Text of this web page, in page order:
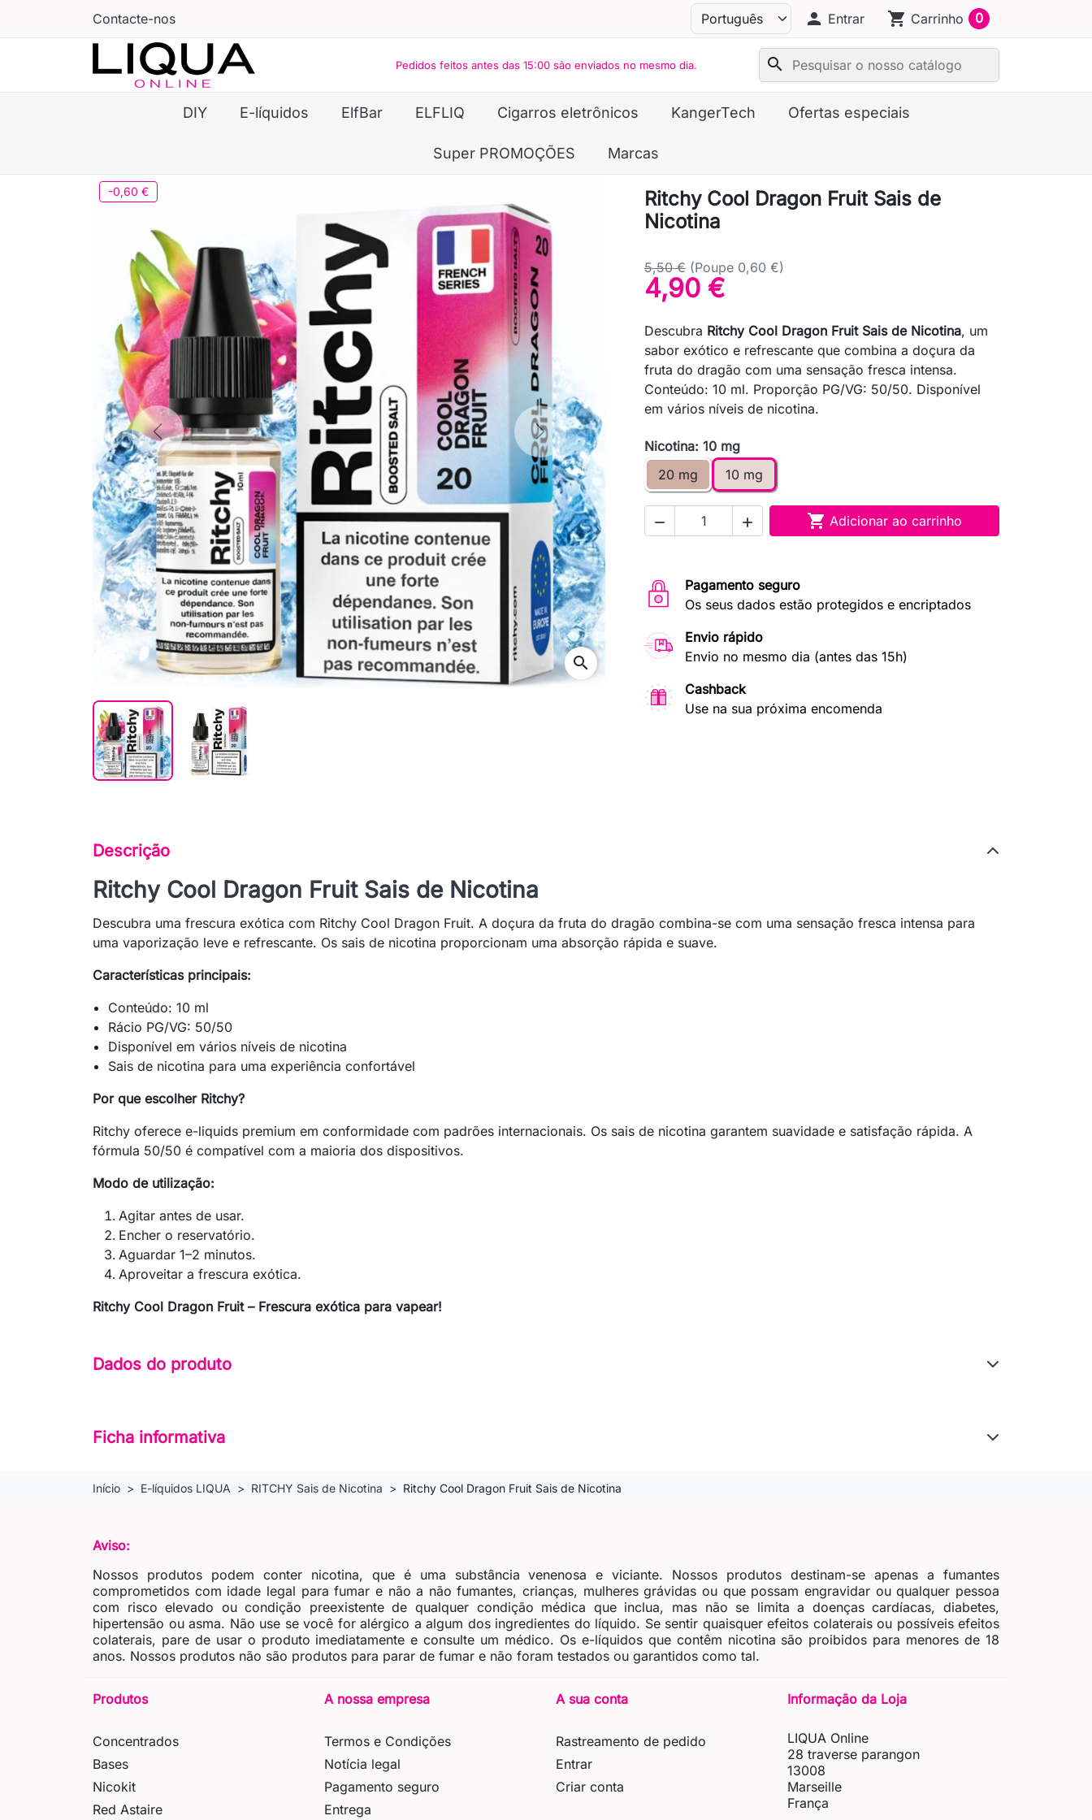
Contacte-nos person Entrar shopping_cart Carrinho 0
Pedidos feitos antes das 15:00 são enviados no mesmo dia. search
DIY E-líquidos ElfBar ELFLIQ Cigarros eletrônicos KangerTech Ofertas especiais
Super PROMOÇÕES Marcas
-0,60 €
Previous Next
search
Ritchy Cool Dragon Fruit Sais de
Nicotina
5,50 € (Poupe 0,60 €)
4,90 €
Descubra Ritchy Cool Dragon Fruit Sais de Nicotina, um
sabor exótico e refrescante que combina a doçura da
fruta do dragão com uma sensação fresca intensa.
Conteúdo: 10 ml. Proporção PG/VG: 50/50. Disponível
em vários níveis de nicotina.
Nicotina: 10 mg
20 mg
10 mg
   Adicionar ao carrinho
Pagamento seguro
Os seus dados estão protegidos e encriptados
Envio rápido
Envio no mesmo dia (antes das 15h)
Cashback
Use na sua próxima encomenda
Descrição
Ritchy Cool Dragon Fruit Sais de Nicotina
Descubra uma frescura exótica com Ritchy Cool Dragon Fruit. A doçura da fruta do dragão combina-se com uma sensação fresca intensa para
uma vaporização leve e refrescante. Os sais de nicotina proporcionam uma absorção rápida e suave.
Características principais:
Conteúdo: 10 ml
Rácio PG/VG: 50/50
Disponível em vários níveis de nicotina
Sais de nicotina para uma experiência confortável
Por que escolher Ritchy?
Ritchy oferece e-liquids premium em conformidade com padrões internacionais. Os sais de nicotina garantem suavidade e satisfação rápida. A
fórmula 50/50 é compatível com a maioria dos dispositivos.
Modo de utilização:
Agitar antes de usar.
Encher o reservatório.
Aguardar 1–2 minutos.
Aproveitar a frescura exótica.
Ritchy Cool Dragon Fruit – Frescura exótica para vapear!
Dados do produto
Ficha informativa
Início E-líquidos LIQUA RITCHY Sais de Nicotina Ritchy Cool Dragon Fruit Sais de Nicotina
Aviso:
Nossos produtos podem conter nicotina, que é uma substância venenosa e viciante. Nossos produtos destinam-se apenas a fumantes
comprometidos com idade legal para fumar e não a não fumantes, crianças, mulheres grávidas ou que possam engravidar ou qualquer pessoa
com risco elevado ou condição preexistente de qualquer condição médica que inclua, mas não se limita a doenças cardíacas, diabetes,
hipertensão ou asma. Não use se você for alérgico a algum dos ingredientes do líquido. Se sentir quaisquer efeitos colaterais ou possíveis efeitos
colaterais, pare de usar o produto imediatamente e consulte um médico. Os e-líquidos que contêm nicotina são proibidos para menores de 18
anos. Nossos produtos não são produtos para parar de fumar e não foram testados ou garantidos como tal.
Produtos
Concentrados
Bases
Nicokit
Red Astaire
A nossa empresa
Termos e Condições
Notícia legal
Pagamento seguro
Entrega
A sua conta
Rastreamento de pedido
Entrar
Criar conta
Informação da Loja
LIQUA Online
28 traverse parangon
13008
Marseille
França